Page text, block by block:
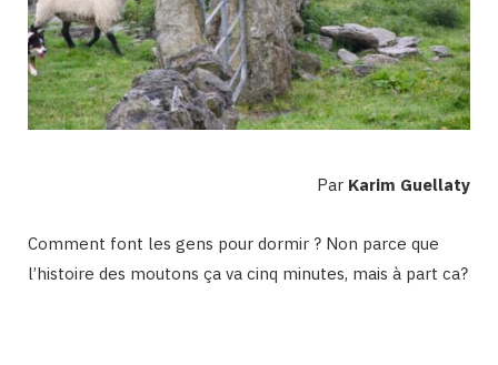
Par Karim Guellaty
Comment font les gens pour dormir ? Non parce que
l’histoire des moutons ça va cinq minutes, mais à part ca?